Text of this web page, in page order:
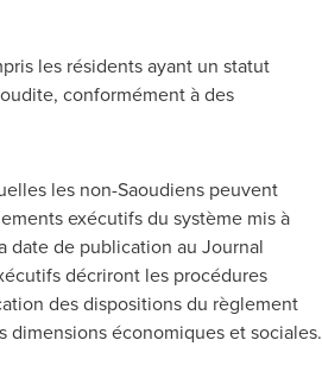
les résidents ayant un statut
conformément à des
les non-Saoudiens peuvent
exécutifs du système mis à
date de publication au Journal
décriront les procédures
des dispositions du règlement
économiques et sociales.